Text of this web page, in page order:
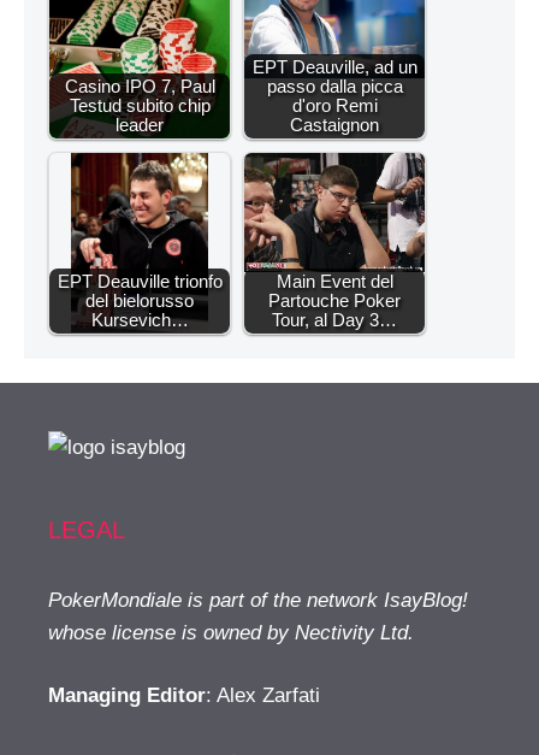
Casino IPO 7, Paul
Testud subito chip
leader
EPT Deauville, ad un
passo dalla picca
d'oro Remi
Castaignon
EPT Deauville trionfo
del bielorusso
Kursevich…
Main Event del
Partouche Poker
Tour, al Day 3…
LEGAL
PokerMondiale is part of the network IsayBlog!
whose license is owned by Nectivity Ltd.
Managing Editor: Alex Zarfati